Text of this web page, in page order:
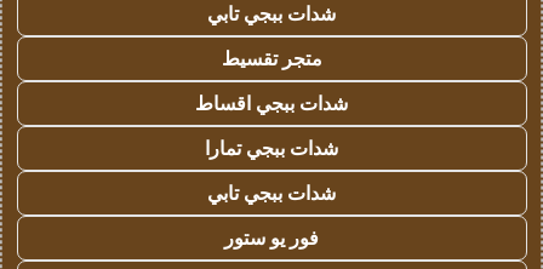
شدات ببجي تابي
متجر تقسيط
شدات ببجي اقساط
شدات ببجي تمارا
شدات ببجي تابي
فور يو ستور